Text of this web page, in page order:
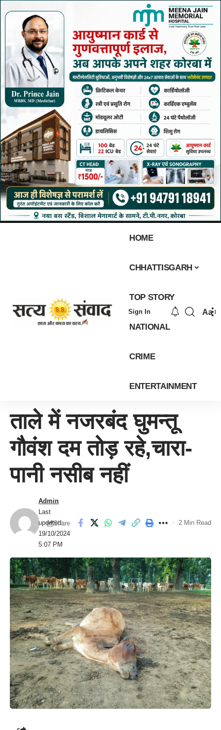
HOME
CHHATTISGARH
TOP STORY
NATIONAL
CRIME
ENTERTAINMENT
Sign In Aa
ताले में नजरबंद घुमन्तू
गौवंश दम तोड़ रहे,चारा-
पानी नसीब नहीं
Last
updated:
19/10/2024
5:07 PM
Admin
Share 2 Min Read